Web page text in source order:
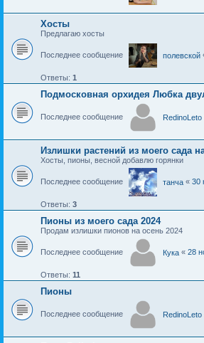
Хосты
Предлагаю хосты
Последнее сообщение полевской
Ответы: 1
Подмосковная орхидея Любка
Последнее сообщение RedinoLeto
Излишки растений из моего сада
Хосты, пионы, весной добавлю горянки
Последнее сообщение танчa « 30
Ответы: 3
Пионы из моего сада 2024
Продам излишки пионов на осень 2024
Последнее сообщение Кука « 28
Ответы: 11
Пионы
Последнее сообщение RedinoLeto